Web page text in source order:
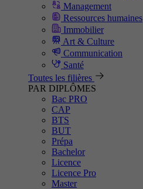
Management
Ressources humaines
Immobilier
Art & Culture
Communication
Santé
Toutes les filières
PAR DIPLÔMES
Bac PRO
CAP
BTS
BUT
Prépa
Bachelor
Licence
Licence Pro
Master